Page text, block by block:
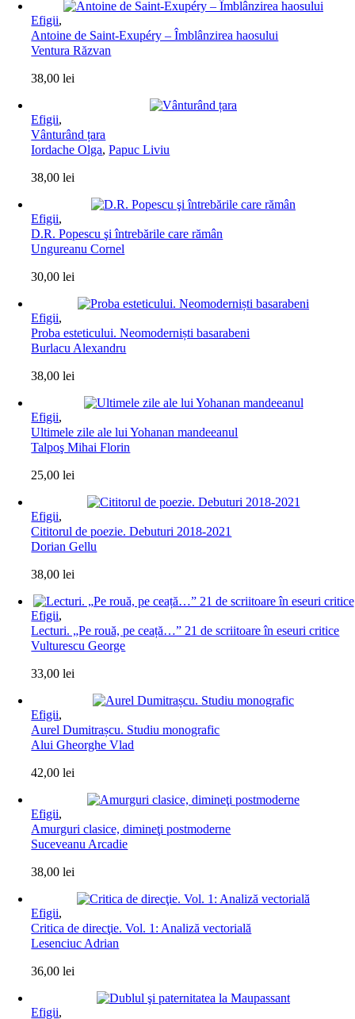
Efigii,
Antoine de Saint-Exupéry – Îmblânzirea haosului
Ventura Răzvan
38,00lei
Efigii,
Vânturând țara
Iordache Olga,Papuc Liviu
38,00lei
Efigii,
D.R. Popescu şi întrebările care rămân
Ungureanu Cornel
30,00lei
Efigii,
Proba esteticului. Neomoderniști basarabeni
Burlacu Alexandru
38,00lei
Efigii,
Ultimele zile ale lui Yohanan mandeeanul
Talpoş Mihai Florin
25,00lei
Efigii,
Cititorul de poezie. Debuturi 2018-2021
Dorian Gellu
38,00lei
Efigii,
Lecturi. „Pe rouă, pe ceață…” 21 de scriitoare în eseuri critice
Vulturescu George
33,00lei
Efigii,
Aurel Dumitrașcu. Studiu monografic
Alui Gheorghe Vlad
42,00lei
Efigii,
Amurguri clasice, dimineţi postmoderne
Suceveanu Arcadie
38,00lei
Efigii,
Critica de direcţie. Vol. 1: Analiză vectorială
Lesenciuc Adrian
36,00lei
Efigii,